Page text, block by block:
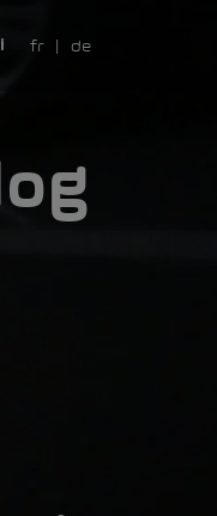
fr de